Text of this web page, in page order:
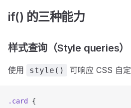
if() 的三种能力
样式查询（Style queries）
使用 style() 可响应 CSS 自定
.card
{